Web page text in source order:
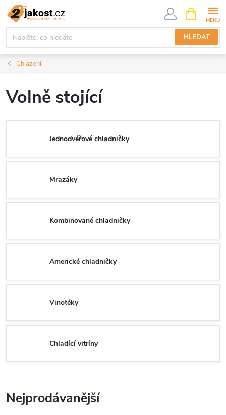
Přejít
obsah
HLEDAT
NÁKUPNÍ
KOŠÍK
Chlazení
Volně stojící
Jednodvéřové chladničky
Mrazáky
Kombinované chladničky
Americké chladničky
Vinotéky
Chladící vitríny
Nejprodávanější